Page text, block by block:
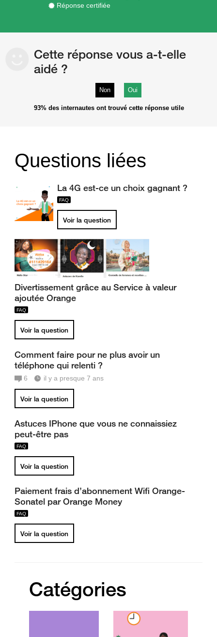
Réponse certifiée
Cette réponse vous a-t-elle
aidé ?
Non Oui
93% des internautes ont trouvé cette réponse utile
Questions liées
La 4G est-ce un choix gagnant ?
Voir la question
Divertissement grâce au Service à valeur
ajoutée Orange
Voir la question
Comment faire pour ne plus avoir un
téléphone qui relenti ?
6 il y a presque 7 ans
Voir la question
Astuces IPhone que vous ne connaissiez
peut-être pas
Voir la question
Paiement frais d’abonnement Wifi Orange-
Sonatel par Orange Money
Voir la question
Catégories